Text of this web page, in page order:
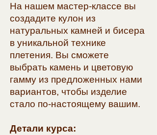
На нашем мастер-классе вы
создадите кулон из
натуральных камней и бисера
в уникальной технике
плетения. Вы сможете
выбрать камень и цветовую
гамму из предложенных нами
вариантов, чтобы изделие
стало по-настоящему вашим.
Детали курса: